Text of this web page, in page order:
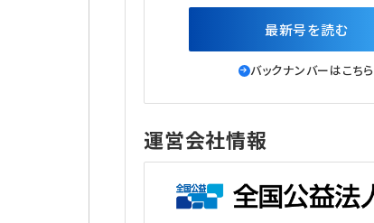
最新号を読む
バックナンバーはこちら
運営会社情報